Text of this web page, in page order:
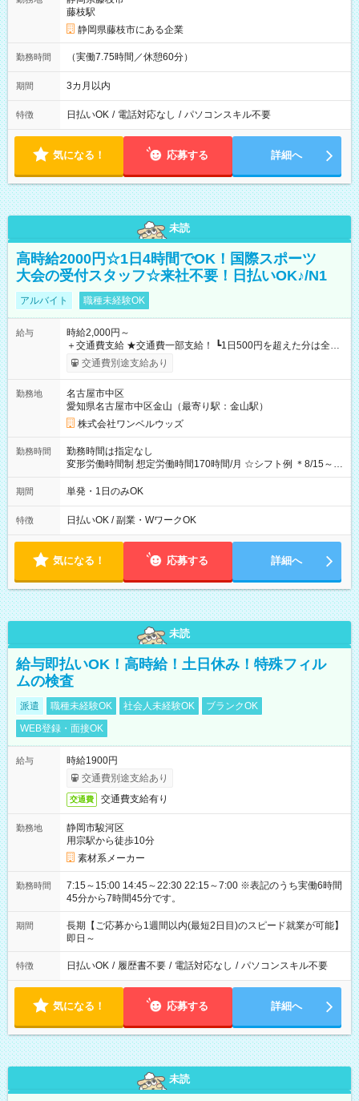
藤枝駅
静岡県藤枝市にある企業
勤務時間 （実働7.75時間／休憩60分）
期間 3カ月以内
特徴 日払いOK / 電話対応なし / パソコンスキル不要
気になる！ 応募する 詳細へ
未読
高時給2000円☆1日4時間でOK！国際スポーツ
大会の受付スタッフ☆来社不要！日払いOK♪/N1
アルバイト 職種未経験OK
給与
時給2,000円～
＋交通費支給 ★交通費一部支給！ ┗1日500円を超えた分は全額
支給！ ※往復500円以内の方は自己負担となります ★日払い
OK！（規定あり） ┗働いたその日に現金GET♪ お仕事後はコン
期間なし
交通費別途支給あり
勤務地
名古屋市中区
愛知県名古屋市中区金山（最寄り駅：金山駅）
株式会社ワンベルウッズ
勤務時間
勤務時間は指定なし
変形労働時間制 想定労働時間170時間/月 ☆シフト例 ＊8/15～
10/26 全日共通 08：00～12：00 17：00～21：00 ＊8/31
～9/19のみ下記シフトもあります！ 12：00～16：00 ＊9/6～
00
期間 単発・1日のみOK
特徴 日払いOK / 副業・WワークOK
気になる！ 応募する 詳細へ
未読
給与即払いOK！高時給！土日休み！特殊フィル
ムの検査
派遣 職種未経験OK 社会人未経験OK
ブランクOK
WEB登録・面接OK
給与
時給1900円
交通費別途支給あり
交通費 交通費支給有り
勤務地
静岡市駿河区
用宗駅から徒歩10分
素材系メーカー
勤務時間
7:15～15:00 14:45～22:30 22:15～7:00 ※表記のうち実働6時間
45分から7時間45分です。
期間
長期【ご応募から1週間以内(最短2日目)のスピード就業が可能】
即日～
特徴 日払いOK / 履歴書不要 / 電話対応なし / パソコンスキル不要
気になる！ 応募する 詳細へ
未読